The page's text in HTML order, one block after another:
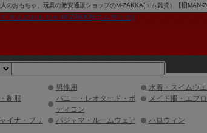
のおもちゃ、玩具の激安通販ショップのM-ZAKKA(エム雑貨）【旧MAN-
男性用 水着・スイムウ
制服
バニー・レオタード・ボ
ディコン
メイド服・エプ
イナ・プリ
パジャマ・ルームウェア ハロウィン